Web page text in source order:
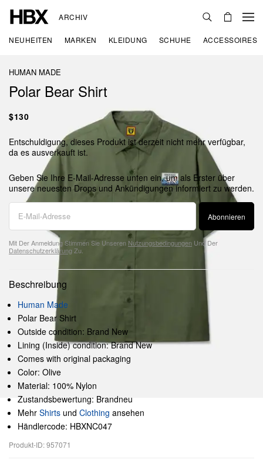
ARCHIV
NEUHEITEN MARKEN KLEIDUNG SCHUHE ACCESSOIRES
HUMAN MADE
Polar Bear Shirt
$130
Entschuldigung, dieses Produkt ist derzeit nicht mehr verfügbar,
da es ausverkauft ist.
Geben Sie Ihre E-Mail-Adresse unten ein, um als Erster über
unsere neuesten Drops und Ankündigungen informiert zu werden.
Abonnieren
Mit Der Anmeldung Stimmen Sie Unseren Nutzungsbedingungen Und Der
DatenschutzerklärungZu.
Beschreibung
Human Made
Polar Bear Shirt
Outside condition: Brand New
Lining (Inside) condition: Brand New
Comes with original packaging
Color: Olive
Material: 100% Nylon
Zustandsbewertung: Brandneu
Mehr Shirts und Clothing ansehen
Händlercode: HBXNC047
Produkt-ID: 957071